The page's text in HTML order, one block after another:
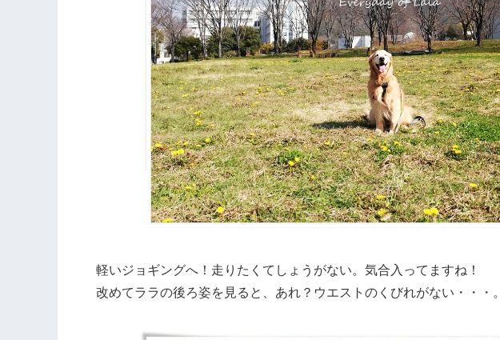
軽いジョギングへ！走りたくてしょうがない。気合入ってますね！
改めてララの後ろ姿を見ると、あれ？ウエストのくびれがない・・・。